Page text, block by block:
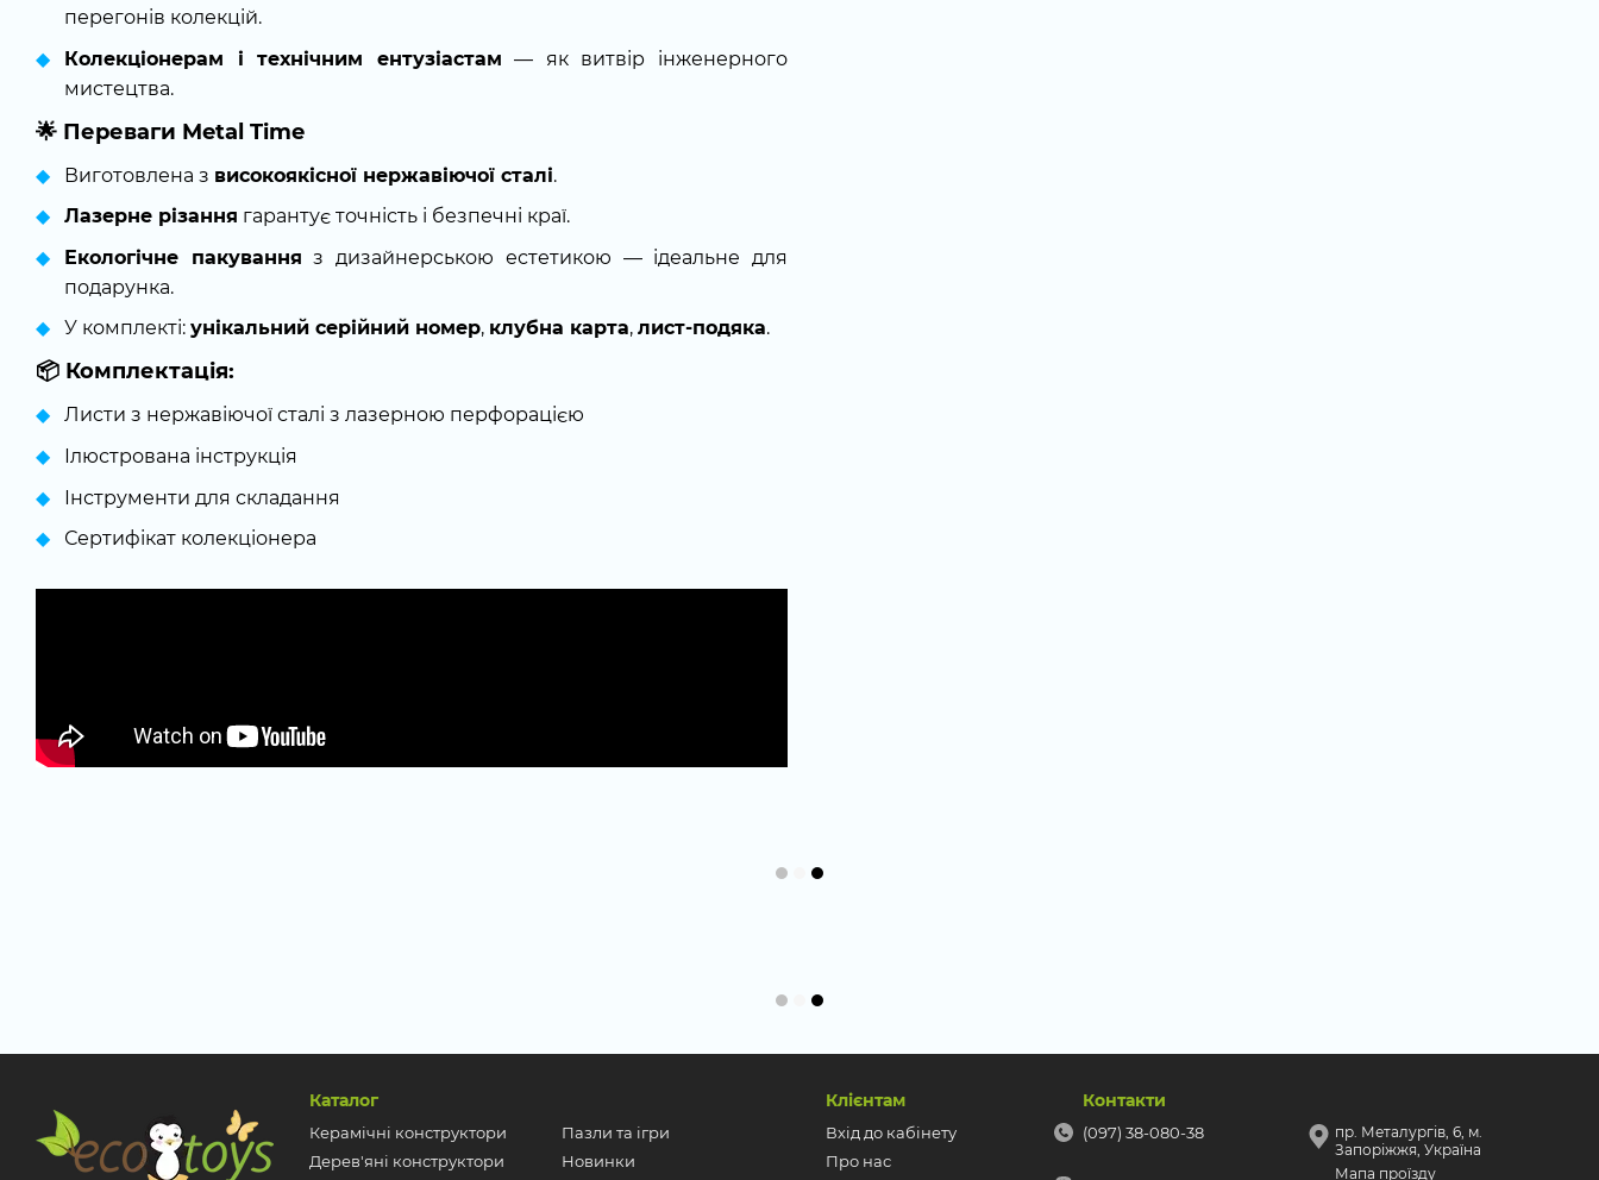
перегонів колекцій.
Колекціонерам і технічним ентузіастам — як витвір інженерного
мистецтва.
🌟 Переваги Metal Time
Виготовлена з високоякісної нержавіючої сталі.
Лазерне різання гарантує точність і безпечні краї.
Екологічне пакування з дизайнерською естетикою — ідеальне для
подарунка.
У комплекті: унікальний серійний номер, клубна карта, лист-подяка.
📦 Комплектація:
Листи з нержавіючої сталі з лазерною перфорацією
Ілюстрована інструкція
Інструменти для складання
Сертифікат колекціонера
Каталог
Керамічні конструктори
Дерев'яні конструктори
Пазли та ігри
Новинки
Клієнтам
Вхід до кабінету
Про нас
Контакти
(097) 38-080-38
пр. Металургів, 6, м.
Запоріжжя, Україна
Мапа проїзду